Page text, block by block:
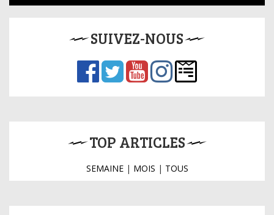
SUIVEZ-NOUS
TOP ARTICLES
SEMAINE| MOIS | TOUS